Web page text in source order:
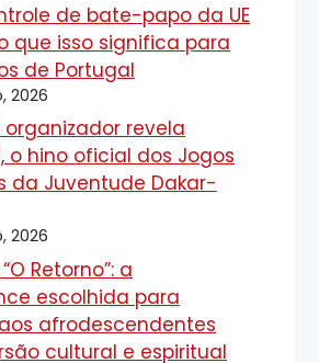
de bate-papo da UE
que isso significa para
de Portugal
2026
revela
o hino oficial dos Jogos
da Juventude Dakar-
2026
Retorno”: a
escolhida para
afrodescendentes
cultural e espiritual